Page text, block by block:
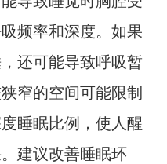
频率和深度。如果
还可能导致呼吸暂
窄的空间可能限制
睡眠比例，使人醒
建议改善睡眠环